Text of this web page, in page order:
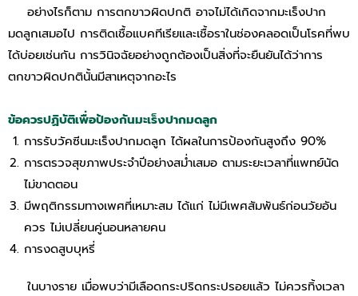
อย่างไรก็ตาม การตกขาวผิดปกติ อาจไม่ได้เกิดจากมะเร็งปาก
มดลูกเสมอไป การติดเชื้อแบคทีเรียและเชื้อราในช่องคลอดเป็นโรคที่พบ
ได้บ่อยเช่นกัน การวินิจฉัยอย่างถูกต้องเป็นสิ่งที่จะยืนยันได้ว่าการ
ตกขาวผิดปกตินั้นมีสาเหตุจากอะไร
ข้อควรปฏิบัติเพื่อป้องกันมะเร็งปากมดลูก
การรับวัคซีนมะเร็งปากมดลูก ได้ผลในการป้องกันสูงถึง 90%
การตรวจสุขภาพประจำปีอย่างสม่ำเสมอ ตามระยะเวลาที่แพทย์นัด
ไม่ขาดตอน
มีพฤติกรรมทางเพศที่เหมาะสม ได้แก่ ไม่มีเพศสัมพันธ์ก่อนวัยอัน
ควร ไม่เปลี่ยนคู่นอนหลายคน
การงดสูบบุหรี่
ในบางราย เมื่อพบว่ามีเลือดกระปริดกระปรอยแล้ว ไม่ควรทิ้งเวลา